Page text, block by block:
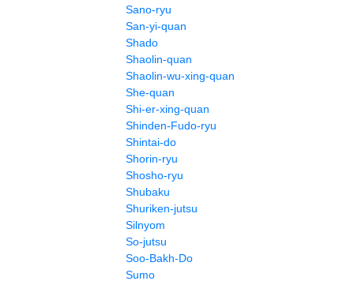
Sano-ryu
San-yi-quan
Shado
Shaolin-quan
Shaolin-wu-xing-quan
She-quan
Shi-er-xing-quan
Shinden-Fudo-ryu
Shintai-do
Shorin-ryu
Shosho-ryu
Shubaku
Shuriken-jutsu
Silnyom
So-jutsu
Soo-Bakh-Do
Sumo